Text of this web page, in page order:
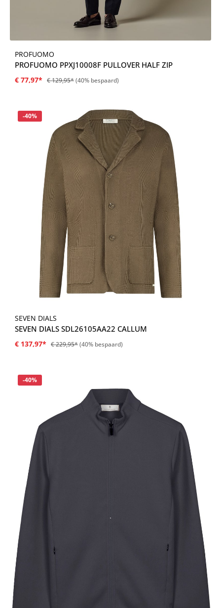
PROFUOMO
PROFUOMO PPXJ10008F PULLOVER HALF ZIP
€ 77,97* € 129,95*(40% bespaard)
Korting
-40%
SEVEN DIALS
SEVEN DIALS SDL26105AA22 CALLUM
€ 137,97* € 229,95*(40% bespaard)
Korting
-40%